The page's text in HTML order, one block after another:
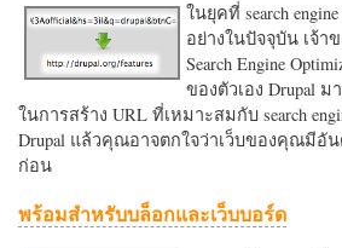
ในยุคที่ search
อย่างในปัจจุบัน เจ้า
Search Engine
ของตัวเอง Drupal
ในการสร้าง URL ที่เหมาะสมกับ search
Drupal แล้วคุณอาจตกใจว่าเว็บของคุณมีอั
ก่อน
พร้อมสำหรับบล็อกและเว็บบอร์ด